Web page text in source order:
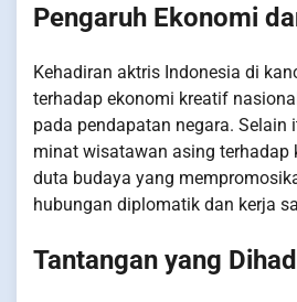
Pengaruh Ekonomi
Kehadiran aktris Indonesia di
terhadap ekonomi kreatif
pada pendapatan negara.
minat wisatawan asing terhadap
duta budaya yang
hubungan diplomatik dan kerja
Tantangan yang